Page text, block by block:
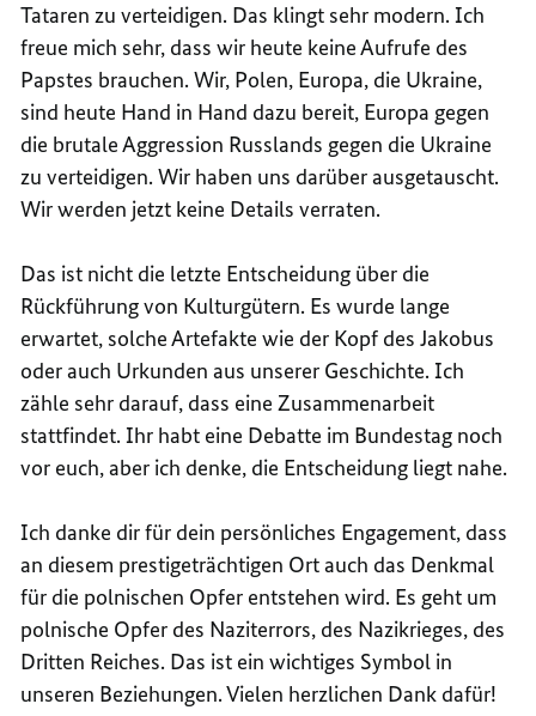
Tataren zu verteidigen. Das klingt sehr modern. Ich
freue mich sehr, dass wir heute keine Aufrufe des
Papstes brauchen. Wir, Polen, Europa, die Ukraine,
sind heute Hand in Hand dazu bereit, Europa gegen
die brutale Aggression Russlands gegen die Ukraine
zu verteidigen. Wir haben uns darüber ausgetauscht.
Wir werden jetzt keine Details verraten.
Das ist nicht die letzte Entscheidung über die
Rückführung von Kulturgütern. Es wurde lange
erwartet, solche Artefakte wie der Kopf des Jakobus
oder auch Urkunden aus unserer Geschichte. Ich
zähle sehr darauf, dass eine Zusammenarbeit
stattfindet. Ihr habt eine Debatte im Bundestag noch
vor euch, aber ich denke, die Entscheidung liegt nahe.
Ich danke dir für dein persönliches Engagement, dass
an diesem prestigeträchtigen Ort auch das Denkmal
für die polnischen Opfer entstehen wird. Es geht um
polnische Opfer des Naziterrors, des Nazikrieges, des
Dritten Reiches. Das ist ein wichtiges Symbol in
unseren Beziehungen. Vielen herzlichen Dank dafür!